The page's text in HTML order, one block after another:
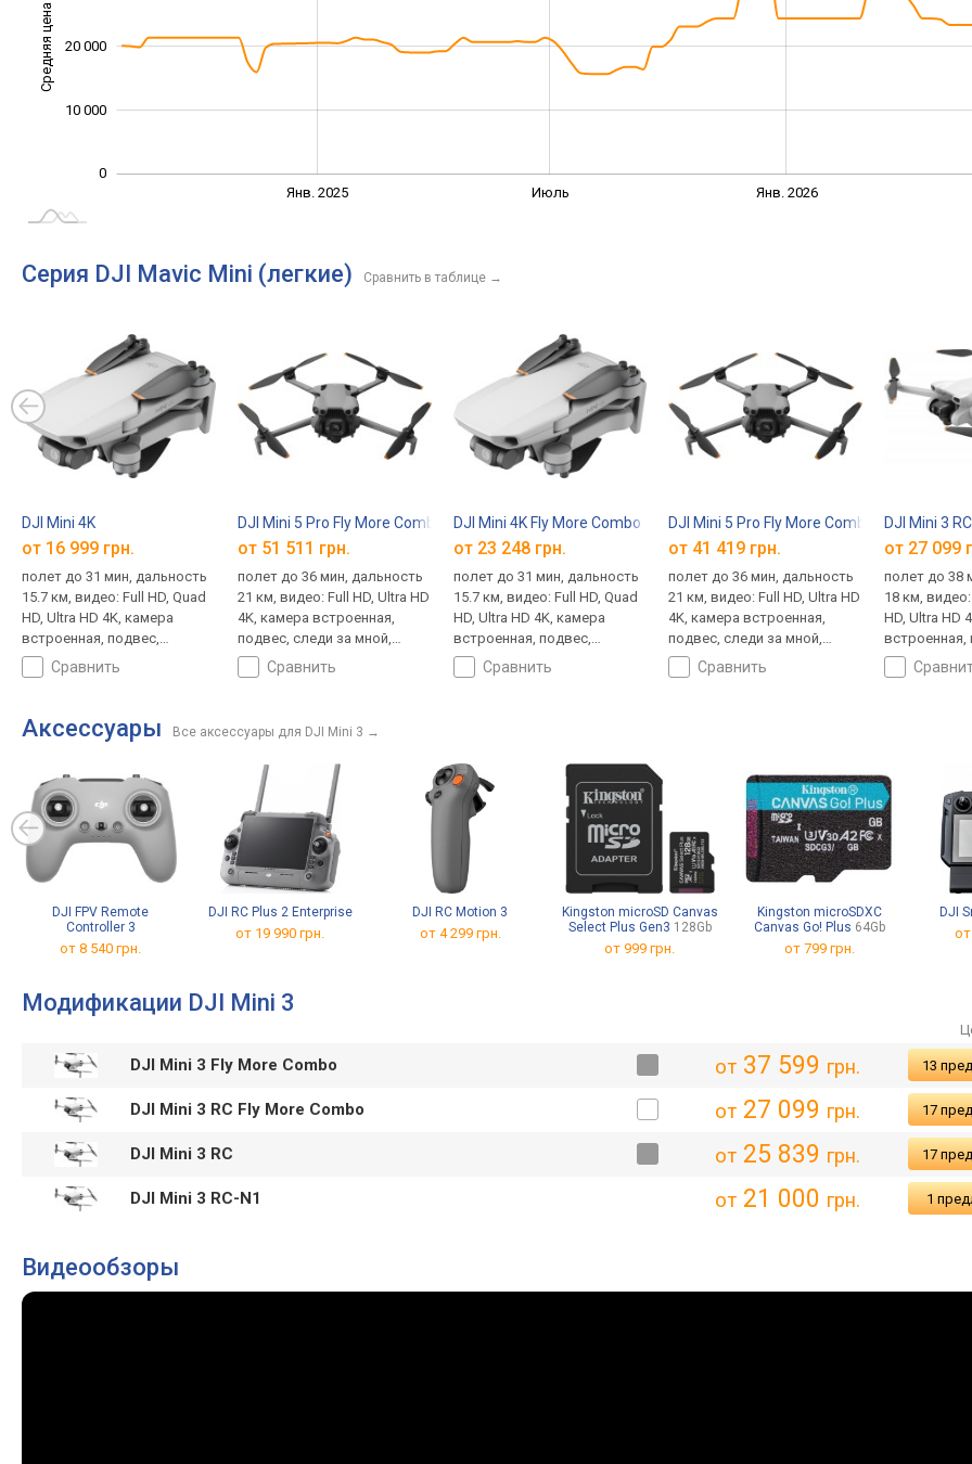
Средняя цена 10 000
0
10 000
20 000
Янв. 2025 Июль Янв. 2026
Серия DJI Mavic Mini (легкие) Сравнить в таблице →
DJI Mini 4K
от 16 999 грн.
полет до 31 мин, дальность
15.7 км, видео: Full HD, Quad
HD, Ultra HD 4K, камера
встроенная, подвес,
возврат домой,
складываемый, вес 246 г
сравнить
DJI Mini 5 Pro Fly More Combo (RC2)
от 51 511 грн.
полет до 36 мин, дальность
21 км, видео: Full HD, Ultra HD
4K, камера встроенная,
подвес, следи за мной,
возврат домой, план
полета, складываемый, вес
сравнить
DJI Mini 4K Fly More Combo
от 23 248 грн.
полет до 31 мин, дальность
15.7 км, видео: Full HD, Quad
HD, Ultra HD 4K, камера
встроенная, подвес,
возврат домой,
складываемый, вес 246 г
сравнить
DJI Mini 5 Pro Fly More Combo (RC-N3)
от 41 419 грн.
полет до 36 мин, дальность
21 км, видео: Full HD, Ultra HD
4K, камера встроенная,
подвес, следи за мной,
возврат домой, план
полета, складываемый, вес
сравнить
DJI Mini 3
от 27 099
полет до 38
18 км, видео:
HD, Ultra HD
встроенная,
за мной,
Аксессуары Все аксессуары для DJI Mini 3 →
DJI FPV Remote
Controller 3
от 8 540 грн.
DJI RC Plus 2 Enterprise
от 19 990 грн.
DJI RC Motion 3
от 4 299 грн.
Kingston microSD Canvas
Select Plus Gen3 128Gb
от999 грн.
Kingston microSDXC
Canvas Go! Plus 64Gb
от 799 грн.
DJI
от
Модификации DJI Mini 3
DJI Mini 3 Fly More Combo от37 599 грн. 13
DJI Mini 3 RC Fly More Combo от27 099 грн. 17
DJI Mini 3 RC от25 839 грн. 17
DJI Mini 3 RC-N1 от21 000 грн. 1
Видеообзоры